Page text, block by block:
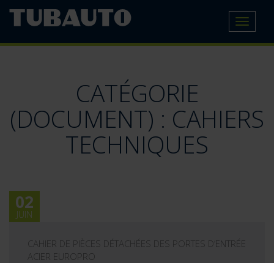
Toggle
CATÉGORIE
(DOCUMENT) : CAHIERS
TECHNIQUES
02
JUIN
CAHIER DE PIÈCES DÉTACHÉES DES PORTES D’ENTRÉE
ACIER EUROPRO